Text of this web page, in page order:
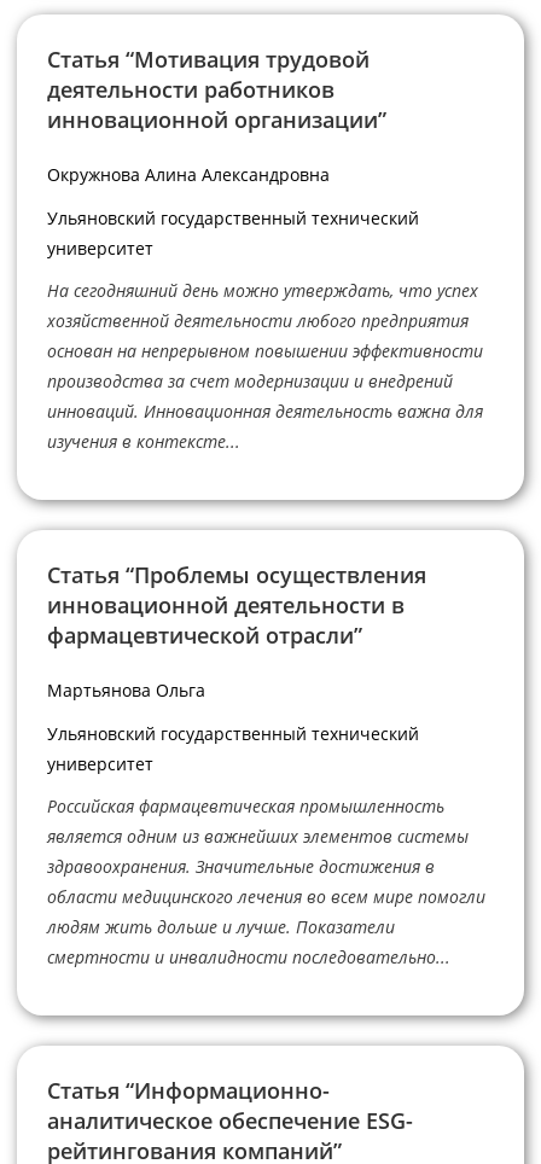
Статья “Мотивация трудовой
деятельности работников
инновационной организации”
Окружнова Алина Александровна
Ульяновский государственный технический
университет
На сегодняшний день можно утверждать, что успех
хозяйственной деятельности любого предприятия
основан на непрерывном повышении эффективности
производства за счет модернизации и внедрений
инноваций. Инновационная деятельность важна для
изучения в контексте...
Статья “Проблемы осуществления
инновационной деятельности в
фармацевтической отрасли”
Мартьянова Ольга
Ульяновский государственный технический
университет
Российская фармацевтическая промышленность
является одним из важнейших элементов системы
здравоохранения. Значительные достижения в
области медицинского лечения во всем мире помогли
людям жить дольше и лучше. Показатели
смертности и инвалидности последовательно...
Статья “Информационно-
аналитическое обеспечение ESG-
рейтингования компаний”